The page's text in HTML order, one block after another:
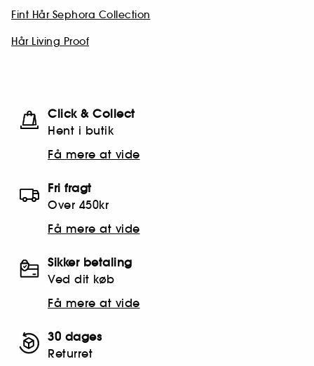
Fint Hår Sephora Collection
Hår Living Proof
Click & Collect
Hent i butik
Få mere at vide
Fri fragt
Over 450kr
Få mere at vide
Sikker betaling
Ved dit køb
Få mere at vide
30 dages
Returret